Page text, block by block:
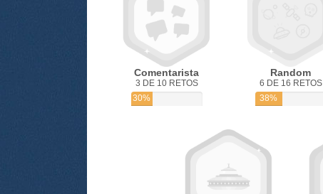
Comentarista
3 DE 10 RETOS
30%
Random
6 DE 16 RETOS
38%